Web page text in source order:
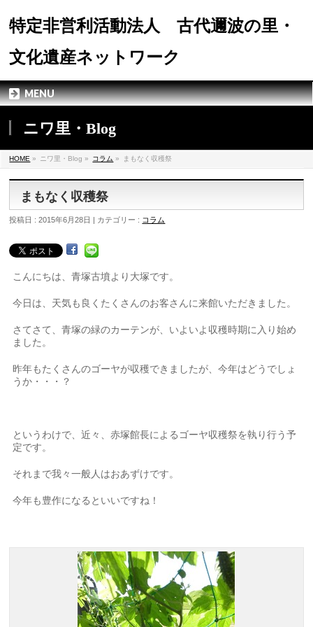
特定非営利活動法人 古代邇波の里・
文化遺産ネットワーク
MENU
ニワ里・Blog
HOME » ニワ里・Blog » コラム » まもなく収穫祭
まもなく収穫祭
投稿日 : 2015年6月28日 | カテゴリー : コラム
こんにちは、青塚古墳より大塚です。
今日は、天気も良くたくさんのお客さんに来館いただきました。
さてさて、青塚の緑のカーテンが、いよいよ収穫時期に入り始め
ました。
昨年もたくさんのゴーヤが収穫できましたが、今年はどうでしょ
うか・・・？
というわけで、近々、赤塚館長によるゴーヤ収穫祭を執り行う予
定です。
それまで我々一般人はおあずけです。
今年も豊作になるといいですね！